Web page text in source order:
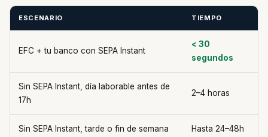
ESCENARIO TIEMPO
EFC + tu banco con SEPA Instant
< 30
segundos
Sin SEPA Instant, día laborable antes de
17h
2–4 horas
Sin SEPA Instant, tarde o fin de semana Hasta 24–48h